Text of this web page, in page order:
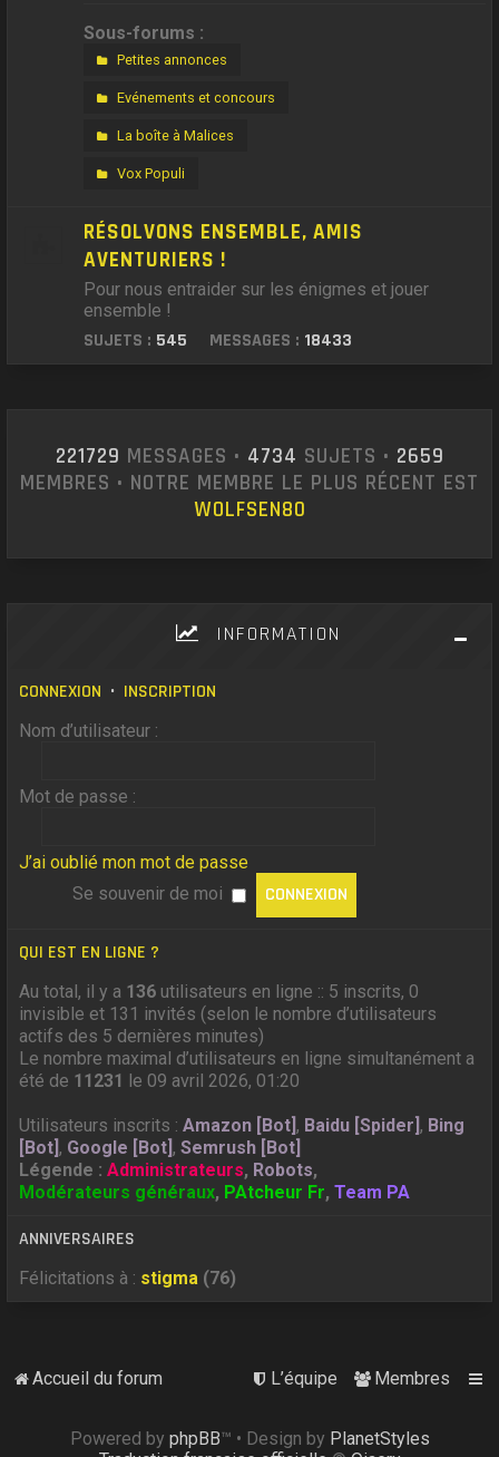
Sous-forums :
Petites annonces
Evénements et concours
La boîte à Malices
Vox Populi
RÉSOLVONS ENSEMBLE, AMIS
AVENTURIERS !
Pour nous entraider sur les énigmes et jouer
ensemble !
SUJETS : 545 MESSAGES : 18433
221729 MESSAGES • 4734 SUJETS • 2659
MEMBRES • NOTRE MEMBRE LE PLUS RÉCENT EST
WOLFSEN80
INFORMATION
CONNEXION • INSCRIPTION
Nom d’utilisateur :
Mot de passe :
J’ai oublié mon mot de passe
Se souvenir de moi
QUI EST EN LIGNE ?
Au total, il y a 136 utilisateurs en ligne :: 5 inscrits, 0
invisible et 131 invités (selon le nombre d’utilisateurs
actifs des 5 dernières minutes)
Le nombre maximal d’utilisateurs en ligne simultanément a
été de 11231 le 09 avril 2026, 01:20
Utilisateurs inscrits :Amazon [Bot], Baidu [Spider], Bing
[Bot], Google [Bot],Semrush [Bot]
Légende :Administrateurs, Robots,
Modérateurs généraux, PAtcheur Fr,Team PA
ANNIVERSAIRES
Félicitations à : stigma (76)
Accueil du forum Membres
L’équipe
Powered by phpBB™ • Design by PlanetStyles